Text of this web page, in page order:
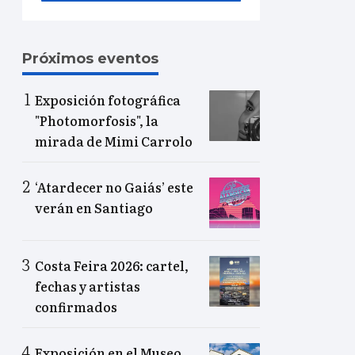
Próximos eventos
Exposición fotográfica
"Photomorfosis", la
mirada de Mimi Carrolo
‘Atardecer no Gaiás’ este
verán en Santiago
Costa Feira 2026: cartel,
fechas y artistas
confirmados